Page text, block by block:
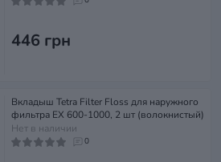
446 грн
Вкладыш Tetra Filter Floss для наружного
фильтра EX 600-1000, 2 шт (волокнистый)
Нет в наличии
0